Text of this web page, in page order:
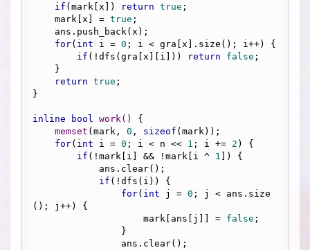
if (mark[x]) return true ;
    mark[x] =
true ;
for( int i = 0 ; i < gra[x].size(); i++) {
if (!dfs(gra[x][i])) return false ;
return true ;
}
inline bool work()
{
memset (mark, 0 , sizeof (mark));
for( int i = 0 ; i < n << 1 ; i += 2 ) {
if (!mark[i] && !mark[i ^ 1 ]) {
if (!dfs(i)) {
for( int j = 0 ; j < ans.size
(); j++) {
                    mark[ans[j]] =
false ;